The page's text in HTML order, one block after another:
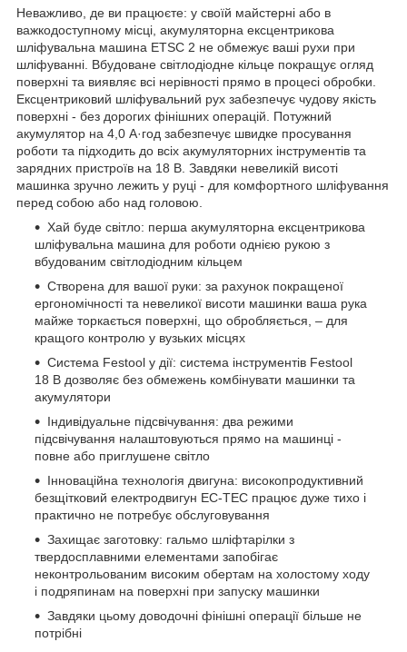
Неважливо, де ви працюєте: у своїй майстерні або в
важкодоступному місці, акумуляторна ексцентрикова
шліфувальна машина ETSC 2 не обмежує ваші рухи при
шліфуванні. Вбудоване світлодіодне кільце покращує огляд
поверхні та виявляє всі нерівності прямо в процесі обробки.
Ексцентриковий шліфувальний рух забезпечує чудову якість
поверхні - без дорогих фінішних операцій. Потужний
акумулятор на 4,0 А·год забезпечує швидке просування
роботи та підходить до всіх акумуляторних інструментів та
зарядних пристроїв на 18 В. Завдяки невеликій висоті
машинка зручно лежить у руці - для комфортного шліфування
перед собою або над головою.
Хай буде світло: перша акумуляторна ексцентрикова
шліфувальна машина для роботи однією рукою з
вбудованим світлодіодним кільцем
Створена для вашої руки: за рахунок покращеної
ергономічності та невеликої висоти машинки ваша рука
майже торкається поверхні, що обробляється, – для
кращого контролю у вузьких місцях
Система Festool у дії: система інструментів Festool
18 В дозволяє без обмежень комбінувати машинки та
акумулятори
Індивідуальне підсвічування: два режими
підсвічування налаштовуються прямо на машинці -
повне або приглушене світло
Інноваційна технологія двигуна: високопродуктивний
безщітковий електродвигун EC-TEC працює дуже тихо і
практично не потребує обслуговування
Захищає заготовку: гальмо шліфтарілки з
твердосплавними елементами запобігає
неконтрольованим високим обертам на холостому ходу
і подряпинам на поверхні при запуску машинки
Завдяки цьому доводочні фінішні операції більше не
потрібні